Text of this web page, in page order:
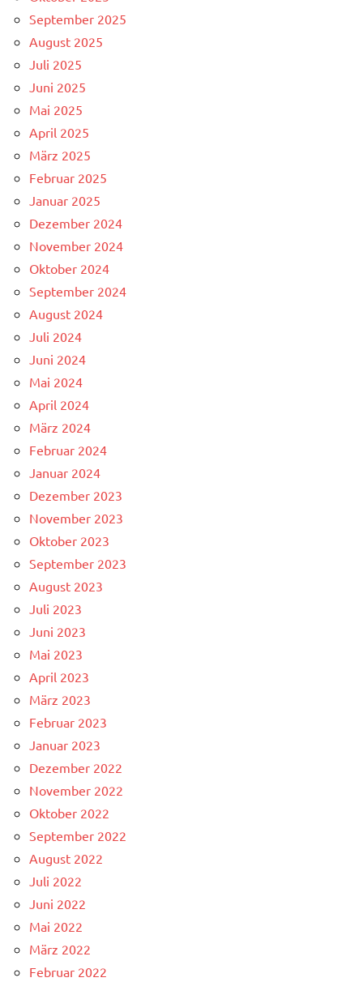
September 2025
August 2025
Juli 2025
Juni 2025
Mai 2025
April 2025
März 2025
Februar 2025
Januar 2025
Dezember 2024
November 2024
Oktober 2024
September 2024
August 2024
Juli 2024
Juni 2024
Mai 2024
April 2024
März 2024
Februar 2024
Januar 2024
Dezember 2023
November 2023
Oktober 2023
September 2023
August 2023
Juli 2023
Juni 2023
Mai 2023
April 2023
März 2023
Februar 2023
Januar 2023
Dezember 2022
November 2022
Oktober 2022
September 2022
August 2022
Juli 2022
Juni 2022
Mai 2022
März 2022
Februar 2022